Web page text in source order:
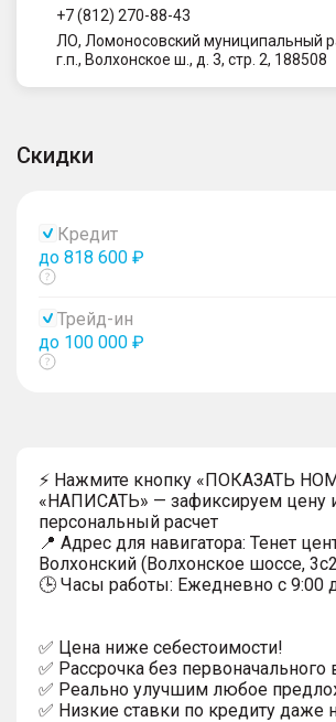
+7 (812) 270-88-43
ЛО, Ломоносовский муниципальный
г.п., Волхонское ш., д. 3, стр. 2, 188508
Скидки
Кредит
до 818 600 ₽
Показать
Трейд-ин
до 100 000 ₽
Показать
⚡ Нажмите кнопку «ПОКАЗАТЬ
«НАПИСАТЬ» — зафиксируем
персональный расчет
📍 Адрес для навигатора: Тенет
Волхонский (Волхонское шоссе,
🕒 Часы работы: Ежедневно с 9:00
✅ Цена ниже себестоимости!
✅ Рассрочка без первоначального
✅ Реально улучшим любое
✅ Низкие ставки по кредиту даже